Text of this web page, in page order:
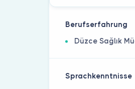
Berufserfahrung
Düzce Sağlık
Sprachkenntnisse